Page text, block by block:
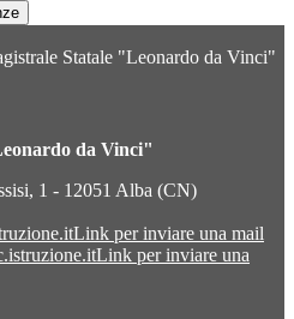
Statale "Leonardo da Vinci"
da Vinci"
1 - 12051 Alba (CN)
Link per inviare una mail
Link per inviare una